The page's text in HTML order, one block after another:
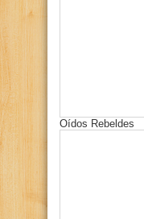
Oídos Rebeldes